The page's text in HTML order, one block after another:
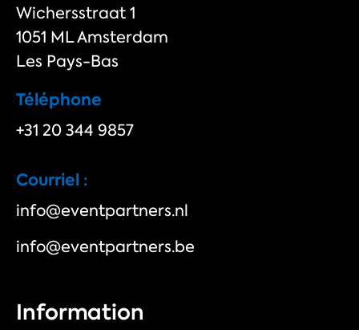
Wichersstraat 1
1051 ML Amsterdam
Les Pays-Bas
Téléphone
+31 20 344 9857
Courriel :
info@eventpartners.nl
info@eventpartners.be
Information